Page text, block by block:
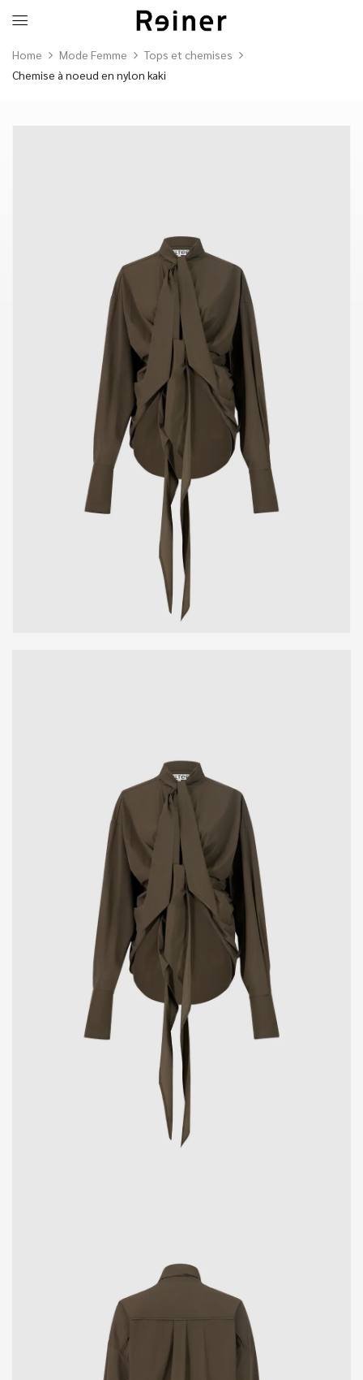
Home Mode Femme
Tops et chemises
Chemise à noeud en nylon kaki